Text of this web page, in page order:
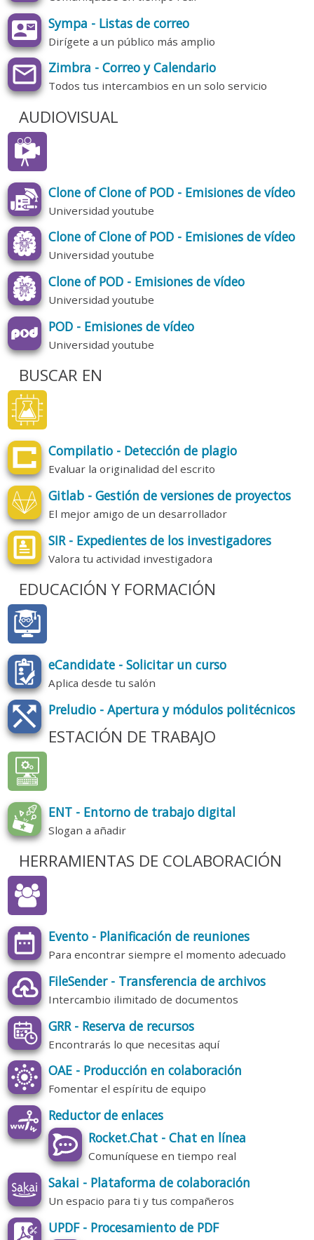
Sympa - Listas de correo
Dirígete a un público más amplio
Zimbra - Correo y Calendario
Todos tus intercambios en un solo servicio
AUDIOVISUAL
Clone of Clone of POD - Emisiones de vídeo
Universidad youtube
Clone of Clone of POD - Emisiones de vídeo
Universidad youtube
Clone of POD - Emisiones de vídeo
Universidad youtube
POD - Emisiones de vídeo
Universidad youtube
BUSCAR EN
Compilatio - Detección de plagio
Evaluar la originalidad del escrito
Gitlab - Gestión de versiones de proyectos
El mejor amigo de un desarrollador
SIR - Expedientes de los investigadores
Valora tu actividad investigadora
EDUCACIÓN Y FORMACIÓN
eCandidate - Solicitar un curso
Aplica desde tu salón
Preludio - Apertura y módulos politécnicos
ESTACIÓN DE TRABAJO
ENT - Entorno de trabajo digital
Slogan a añadir
HERRAMIENTAS DE COLABORACIÓN
Evento - Planificación de reuniones
Para encontrar siempre el momento adecuado
FileSender - Transferencia de archivos
Intercambio ilimitado de documentos
GRR - Reserva de recursos
Encontrarás lo que necesitas aquí
OAE - Producción en colaboración
Fomentar el espíritu de equipo
Reductor de enlaces
Rocket.Chat - Chat en línea
Comuníquese en tiempo real
Sakai - Plataforma de colaboración
Un espacio para ti y tus compañeros
UPDF - Procesamiento de PDF